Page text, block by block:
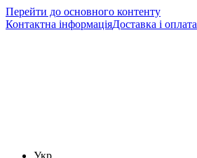
Перейти до основного контенту
Контактна інформаціяДоставка і оплата
Укр